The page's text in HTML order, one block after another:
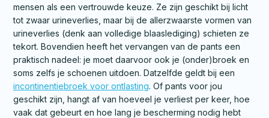
mensen als een vertrouwde keuze. Ze zijn geschikt bij licht
tot zwaar urineverlies, maar bij de allerzwaarste vormen van
urineverlies (denk aan volledige blaaslediging) schieten ze
tekort. Bovendien heeft het vervangen van de pants een
praktisch nadeel: je moet daarvoor ook je (onder)broek en
soms zelfs je schoenen uitdoen. Datzelfde geldt bij een
incontinentiebroek voor ontlasting. Of pants voor jou
geschikt zijn, hangt af van hoeveel je verliest per keer, hoe
vaak dat gebeurt en hoe lang je bescherming nodig hebt